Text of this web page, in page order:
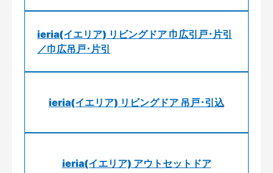
ieria(イエリア) リビングドア 巾広引戸･片引
／巾広吊戸･片引
ieria(イエリア) リビングドア 吊戸･引込
ieria(イエリア) アウトセットドア